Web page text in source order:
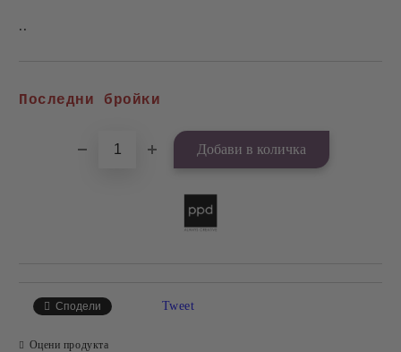
..
Последни бройки
Сподели Tweet
Оцени продукта